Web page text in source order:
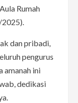
Rumah
2025).
dan pribadi,
pengurus
amanah ini
dedikasi